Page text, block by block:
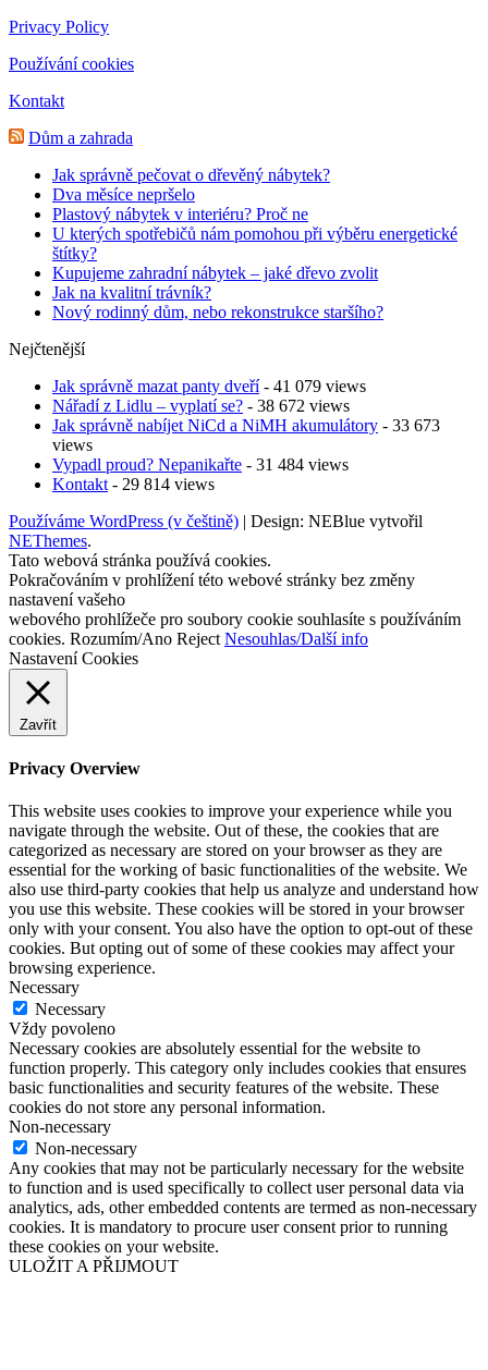
Privacy Policy
Používání cookies
Kontakt
Dům a zahrada
Jak správně pečovat o dřevěný nábytek?
Dva měsíce nepršelo
Plastový nábytek v interiéru? Proč ne
U kterých spotřebičů nám pomohou při výběru energetické
štítky?
Kupujeme zahradní nábytek – jaké dřevo zvolit
Jak na kvalitní trávník?
Nový rodinný dům, nebo rekonstrukce staršího?
Nejčtenější
Jak správně mazat panty dveří- 41 079 views
Nářadí z Lidlu – vyplatí se? - 38 672 views
Jak správně nabíjet NiCd a NiMH akumulátory - 33 673
views
Vypadl proud? Nepanikařte - 31 484 views
Kontakt - 29 814 views
Používáme WordPress (v češtině) | Design: NEBlue vytvořil
NEThemes.
Tato webová stránka používá cookies.
Pokračováním v prohlížení této webové stránky bez změny
nastavení vašeho
webového prohlížeče pro soubory cookie souhlasíte s používáním
cookies. Rozumím/Ano Reject Nesouhlas/Další info
Nastavení Cookies
Zavřít
Privacy Overview
This website uses cookies to improve your experience while you
navigate through the website. Out of these, the cookies that are
categorized as necessary are stored on your browser as they are
essential for the working of basic functionalities of the website. We
also use third-party cookies that help us analyze and understand how
you use this website. These cookies will be stored in your browser
only with your consent. You also have the option to opt-out of these
cookies. But opting out of some of these cookies may affect your
browsing experience.
Necessary
Necessary
Vždy povoleno
Necessary cookies are absolutely essential for the website to
function properly. This category only includes cookies that ensures
basic functionalities and security features of the website. These
cookies do not store any personal information.
Non-necessary
Non-necessary
Any cookies that may not be particularly necessary for the website
to function and is used specifically to collect user personal data via
analytics, ads, other embedded contents are termed as non-necessary
cookies. It is mandatory to procure user consent prior to running
these cookies on your website.
ULOŽIT A PŘIJMOUT